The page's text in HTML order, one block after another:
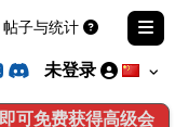
未登录
子与统计
可免费获得高级会